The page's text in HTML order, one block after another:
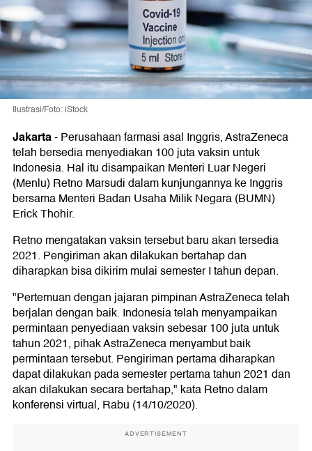
Ilustrasi/Foto: iStock
Jakarta-Perusahaan farmasi asal Inggris, AstraZeneca
telah bersedia menyediakan 100 juta vaksin untuk
Indonesia. Hal itu disampaikan Menteri Luar Negeri
(Menlu) Retno Marsudi dalam kunjungannya ke Inggris
bersama Menteri Badan Usaha Milik Negara (BUMN)
Erick Thohir.
Retno mengatakan vaksin tersebut baru akan tersedia
2021. Pengiriman akan dilakukan bertahap dan
diharapkan bisa dikirim mulai semester I tahun depan.
"Pertemuan dengan jajaran pimpinan AstraZeneca telah
berjalan dengan baik. Indonesia telah menyampaikan
permintaan penyediaan vaksin sebesar 100 juta untuk
tahun 2021, pihak AstraZeneca menyambut baik
permintaan tersebut. Pengiriman pertama diharapkan
dapat dilakukan pada semester pertama tahun 2021 dan
akan dilakukan secara bertahap," kata Retno dalam
konferensi virtual, Rabu (14/10/2020).
ADVERTISEMENT